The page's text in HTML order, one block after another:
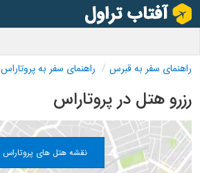
راهنمای سفر به قبرس راهنمای سفر به پروتاراس
رزرو هتل در پروتاراس
نقشه هتل های پروتاراس